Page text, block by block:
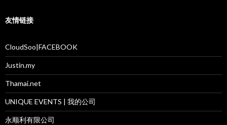
友情链接
CloudSoo|FACEBOOK
Justin.my
Thamai.net
UNIQUE EVENTS | 我的公司
永顺利有限公司